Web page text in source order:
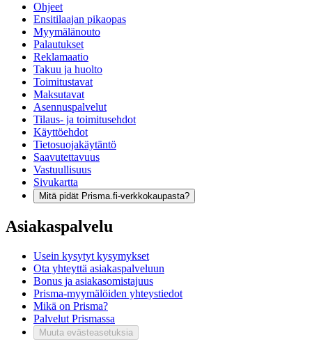
Ohjeet
Ensitilaajan pikaopas
Myymälänouto
Palautukset
Reklamaatio
Takuu ja huolto
Toimitustavat
Maksutavat
Asennuspalvelut
Tilaus- ja toimitusehdot
Käyttöehdot
Tietosuojakäytäntö
Saavutettavuus
Vastuullisuus
Sivukartta
Mitä pidät Prisma.fi-verkkokaupasta?
Asiakaspalvelu
Usein kysytyt kysymykset
Ota yhteyttä asiakaspalveluun
Bonus ja asiakasomistajuus
Prisma-myymälöiden yhteystiedot
Mikä on Prisma?
Palvelut Prismassa
Muuta evästeasetuksia